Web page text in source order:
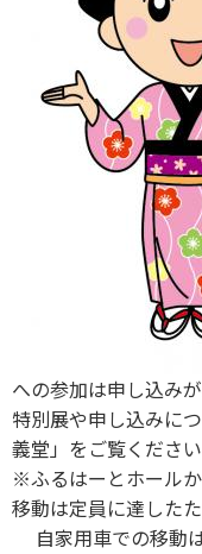
への参加は申し込みが
特別展や申し込みに
義堂」をご覧ください
※ふるはーとホール
移動は定員に達した
自家用車での移動